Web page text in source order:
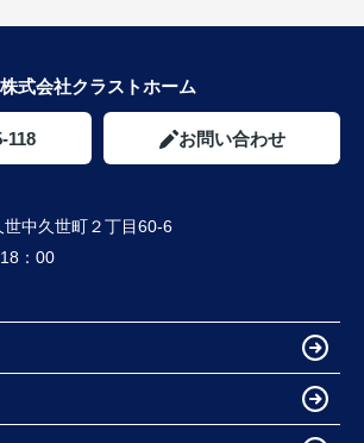
株式会社クラストホーム
118 お問い合わせ
中久世町２丁目60-6
：00